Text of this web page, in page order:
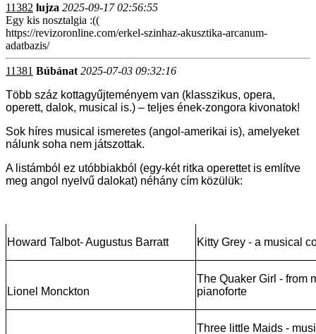
11382 lujza 2025-09-17 02:56:55
Egy kis nosztalgia :((
https://revizoronline.com/erkel-szinhaz-akusztika-arcanum-
adatbazis/
11381 Búbánat 2025-07-03 09:32:16
Több száz kottagyűjteményem van (klasszikus, opera,
operett, dalok, musical is.) – teljes ének-zongora kivonatok!
Sok híres musical ismeretes (angol-amerikai is), amelyeket
nálunk soha nem játszottak.
A listámból ez utóbbiakból (egy-két ritka operettet is említve
meg angol nyelvű dalokat) néhány cím közülük:
Howard Talbot- Augustus Barratt Kitty Grey - a musical
Lionel Monckton
The Quaker Girl - from
pianoforte
Three little Maids -